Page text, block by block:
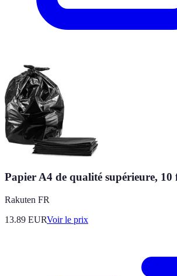
Papier A4 de qualité supérieure, 10
Rakuten FR
13.89 EURVoir le prix